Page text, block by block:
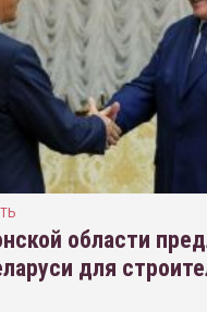
области
для